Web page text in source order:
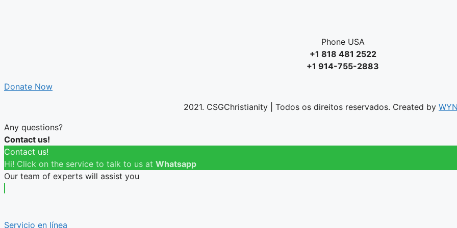
Phone USA
+1 818 481 2522
+1 914-755-2883
Donate Now
2021. CSGChristianity | Todos os direitos reservados. Created by
Any questions?
Contact us!
Contact us!
Hi! Click on the service to talk to us at Whatsapp
Our team of experts will assist you
Servicio en línea